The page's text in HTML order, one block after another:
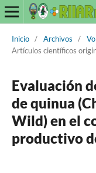
Inicio / Archivos /
Artículos científicos
Evaluación
de quinua
Wild) en el
productivo